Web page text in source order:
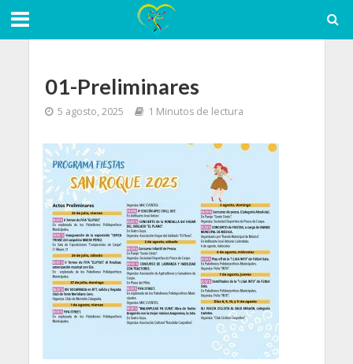
01-Preliminares
5 agosto, 2025 1 Minutos de lectura